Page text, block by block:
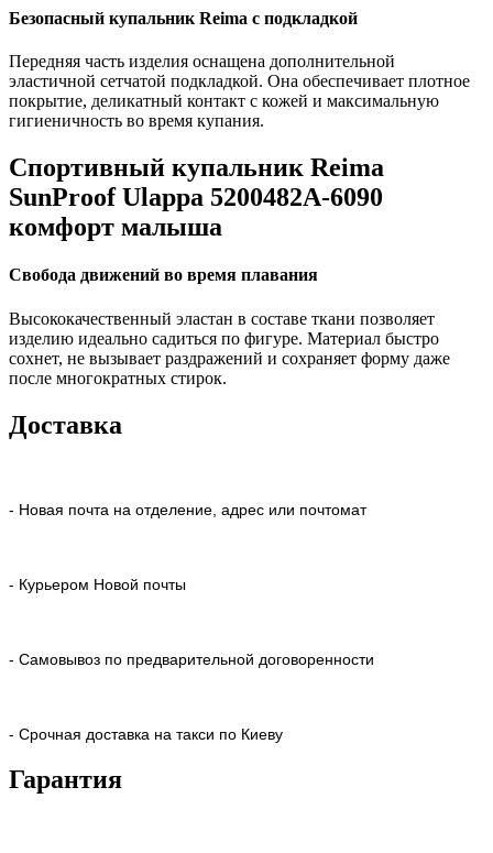
Безопасный купальник Reima с подкладкой
Передняя часть изделия оснащена дополнительной
эластичной сетчатой подкладкой. Она обеспечивает плотное
покрытие, деликатный контакт с кожей и максимальную
гигиеничность во время купания.
Спортивный купальник Reima
SunProof Ulappa 5200482A-6090
комфорт малыша
Свобода движений во время плавания
Высококачественный эластан в составе ткани позволяет
изделию идеально садиться по фигуре. Материал быстро
сохнет, не вызывает раздражений и сохраняет форму даже
после многократных стирок.
Доставка
- Новая почта на отделение, адрес или почтомат
- Курьером Новой почты
- Самовывоз по предварительной договоренности
- Срочная доставка на такси по Киеву
Гарантия